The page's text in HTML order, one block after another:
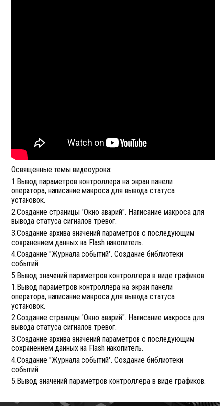
Освященные темы видеоурока:
1.Вывод параметров контроллера на экран панели
оператора, написание макроса для вывода статуса
установок.
2.Создание страницы "Окно аварий". Написание макроса для
вывода статуса сигналов тревог.
3.Создание архива значений параметров с последующим
сохранением данных на Flash накопитель.
4.Создание "Журнала событий". Создание библиотеки
событий.
5.Вывод значений параметров контроллера в виде графиков.
1.Вывод параметров контроллера на экран панели
оператора, написание макроса для вывода статуса
установок.
2.Создание страницы "Окно аварий". Написание макроса для
вывода статуса сигналов тревог.
3.Создание архива значений параметров с последующим
сохранением данных на Flash накопитель.
4.Создание "Журнала событий". Создание библиотеки
событий.
5.Вывод значений параметров контроллера в виде графиков.